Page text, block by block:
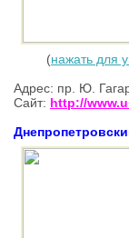
(нажать для
Адрес: пр. Ю.
Сайт: http://